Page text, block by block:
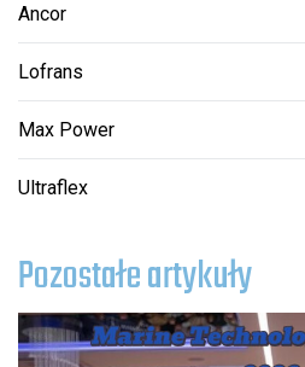
Ancor
Lofrans
Max Power
Ultraflex
Pozostałe artykuły